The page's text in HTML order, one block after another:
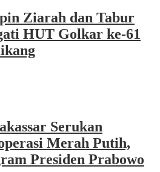
Ziarah dan Tabur
HUT Golkar ke-61
Serukan
Merah Putih,
Presiden Prabowo